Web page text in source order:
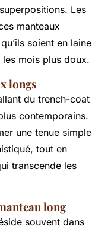
Les
manteaux
soient en laine
mois plus doux.
longs
du trench-coat
contemporains.
une tenue simple
tout en
transcende les
long
souvent dans